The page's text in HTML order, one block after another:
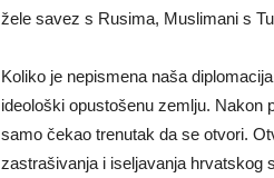
žele savez s Rusima, Muslimani s
Koliko je nepismena naša
ideološki opustošenu zemlju. Nakon
samo čekao trenutak da se otvori.
zastrašivanja i iseljavanja hrvatskog